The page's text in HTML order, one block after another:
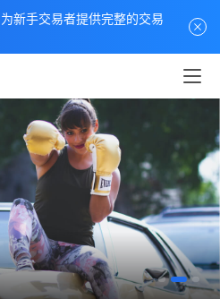
新手交易者提供完整的交易